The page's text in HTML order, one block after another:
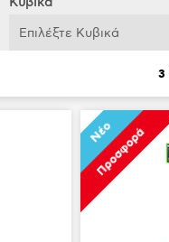
3
Νέο
Προσφορά